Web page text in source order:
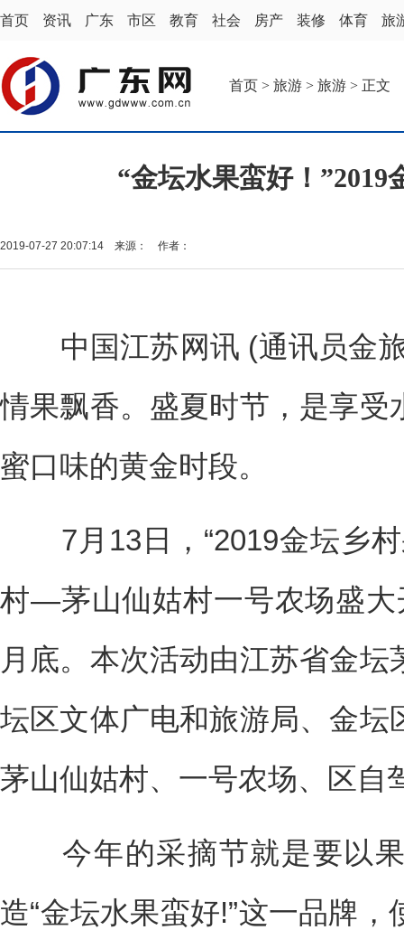
首页 资讯 广东 市区 教育 社会 房产 装修 体育 旅
首页 > 旅游 > 旅游 > 正文
“金坛水果蛮好！”2019
2019-07-27 20:07:14 来源： 作者：
中国江苏网讯 (通讯员金旅
情果飘香。盛夏时节，是享受
蜜口味的黄金时段。
7月13日，“2019金坛乡村
村—茅山仙姑村一号农场盛
月底。本次活动由江苏省金
坛区文体广电和旅游局、金坛
茅山仙姑村、一号农场、区自
今年的采摘节就是要以果
造“金坛水果蛮好!”这一品牌